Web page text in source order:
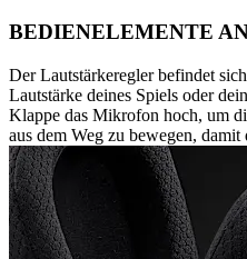
BEDIENELEMENTE
Der Lautstärkeregler befindet
Lautstärke deines Spiels oder
Klappe das Mikrofon hoch, um
aus dem Weg zu bewegen,